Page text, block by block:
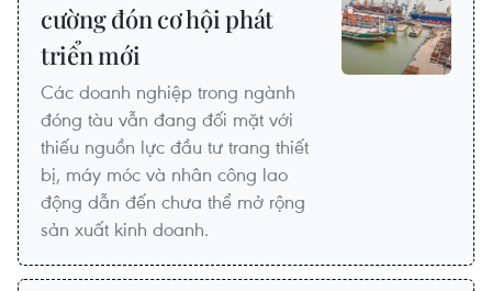
cường đón cơ hội phát
triển mới
Các doanh nghiệp trong ngành
đóng tàu vẫn đang đối mặt với
thiếu nguồn lực đầu tư trang thiết
bị, máy móc và nhân công lao
động dẫn đến chưa thể mở rộng
sản xuất kinh doanh.